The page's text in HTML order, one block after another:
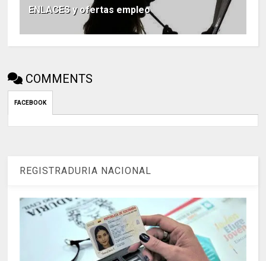
ENLACES y ofertas empleo
COMMENTS
FACEBOOK
REGISTRADURIA NACIONAL